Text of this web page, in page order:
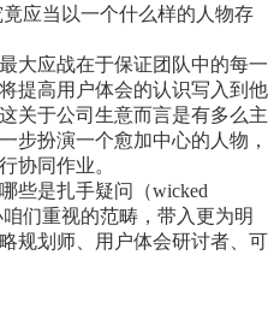
应当以一个什么样的人物存
大应战在于保证团队中的每一
提高用户体会的认识写入到他
关于公司生意而言是有多么主
步扮演一个愈加中心的人物，
协同作业。
些是扎手疑问（wicked
们重视的范畴，带入更为明
规划师、用户体会研讨者、可